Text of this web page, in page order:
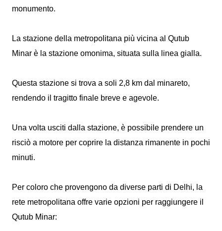
monumento.
La stazione della metropolitana più vicina al Qutub
Minar è la stazione omonima, situata sulla linea gialla.
Questa stazione si trova a soli 2,8 km dal minareto,
rendendo il tragitto finale breve e agevole.
Una volta usciti dalla stazione, è possibile prendere un
risciò a motore per coprire la distanza rimanente in pochi
minuti.
Per coloro che provengono da diverse parti di Delhi, la
rete metropolitana offre varie opzioni per raggiungere il
Qutub Minar: